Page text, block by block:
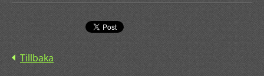
Tillbaka